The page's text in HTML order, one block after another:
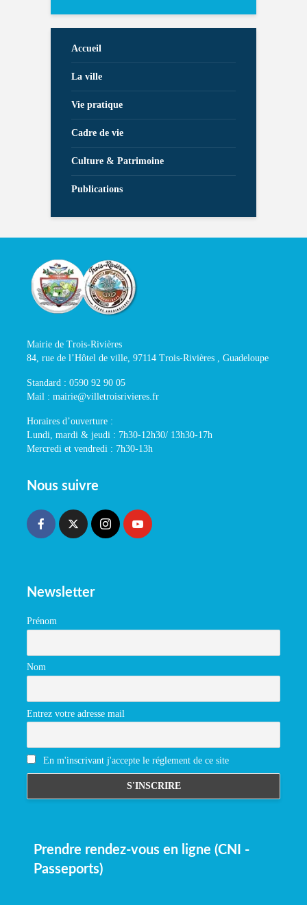
Accueil
La ville
Vie pratique
Cadre de vie
Culture & Patrimoine
Publications
Mairie de Trois-Rivières
84, rue de l’Hôtel de ville, 97114 Trois-Rivières , Guadeloupe
Standard : 0590 92 90 05
Mail : mairie@villetroisrivieres.fr
Horaires d’ouverture :
Lundi, mardi & jeudi : 7h30-12h30/ 13h30-17h
Mercredi et vendredi : 7h30-13h
Nous suivre
Newsletter
Prénom
Nom
Entrez votre adresse mail
En m'inscrivant j'accepte le réglement de ce site
Prendre rendez-vous en ligne (CNI -
Passeports)